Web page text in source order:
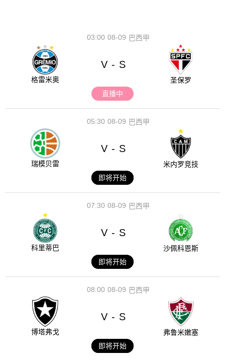
08-09
03:00 巴西甲
格雷米奥
V - S
圣保罗
直播中
08-09
05:30 巴西甲
瑞模贝雷
V - S
米内罗竞技
即将开始
08-09
07:30 巴西甲
科里蒂巴
V - S
沙佩科恩斯
即将开始
08-09
08:00 巴西甲
博塔弗戈
V - S
弗鲁米嫩塞
即将开始